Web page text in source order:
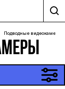
Подводные видеокамеры